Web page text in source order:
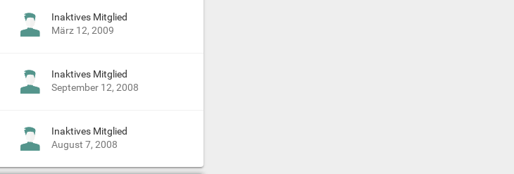
Inaktives Mitglied
März 12, 2009
Inaktives Mitglied
September 12, 2008
Inaktives Mitglied
August 7, 2008